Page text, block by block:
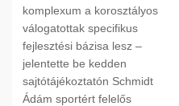
komplexum a korosztályos
válogatottak specifikus
fejlesztési bázisa lesz –
jelentette be kedden
sajtótájékoztatón Schmidt
Ádám sportért felelős